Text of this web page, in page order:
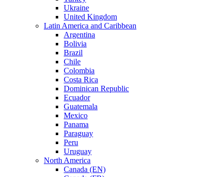
Ukraine
United Kingdom
Latin America and Caribbean
Argentina
Bolivia
Brazil
Chile
Colombia
Costa Rica
Dominican Republic
Ecuador
Guatemala
Mexico
Panama
Paraguay
Peru
Uruguay
North America
Canada (EN)